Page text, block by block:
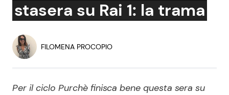
Economia
Persone Scomparse Programmi TV
stasera su Rai 1: la trama
FILOMENA PROCOPIO
Per il ciclo Purchè finisca bene questa sera su